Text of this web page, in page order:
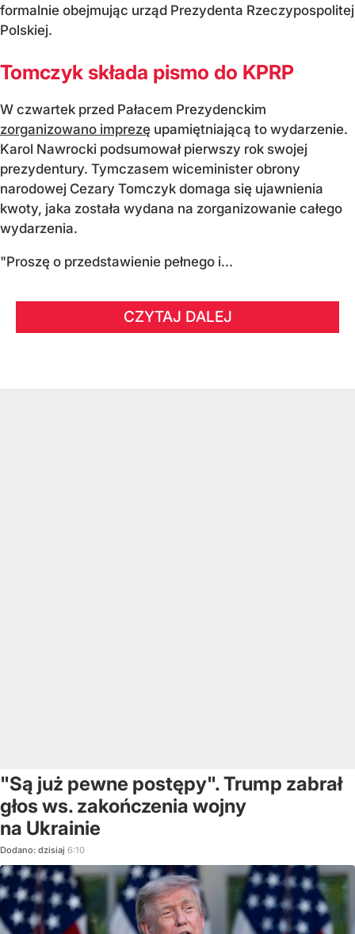
formalnie obejmując urząd Prezydenta Rzeczypospolitej
Polskiej.
Tomczyk składa pismo do KPRP
W czwartek przed Pałacem Prezydenckim
zorganizowano imprezę upamiętniającą to wydarzenie.
Karol Nawrocki podsumował pierwszy rok swojej
prezydentury. Tymczasem wiceminister obrony
narodowej Cezary Tomczyk domaga się ujawnienia
kwoty, jaka została wydana na zorganizowanie całego
wydarzenia.
"Proszę o przedstawienie pełnego i...
CZYTAJ DALEJ
"Są już pewne postępy". Trump zabrał
głos ws. zakończenia wojny
na Ukrainie
Dodano: dzisiaj 6:10